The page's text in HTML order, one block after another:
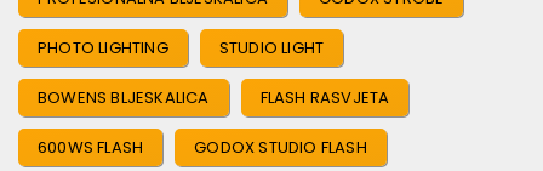
PHOTO LIGHTING STUDIO LIGHT
BOWENS BLJESKALICA FLASH RASVJETA
600WS FLASH GODOX STUDIO FLASH